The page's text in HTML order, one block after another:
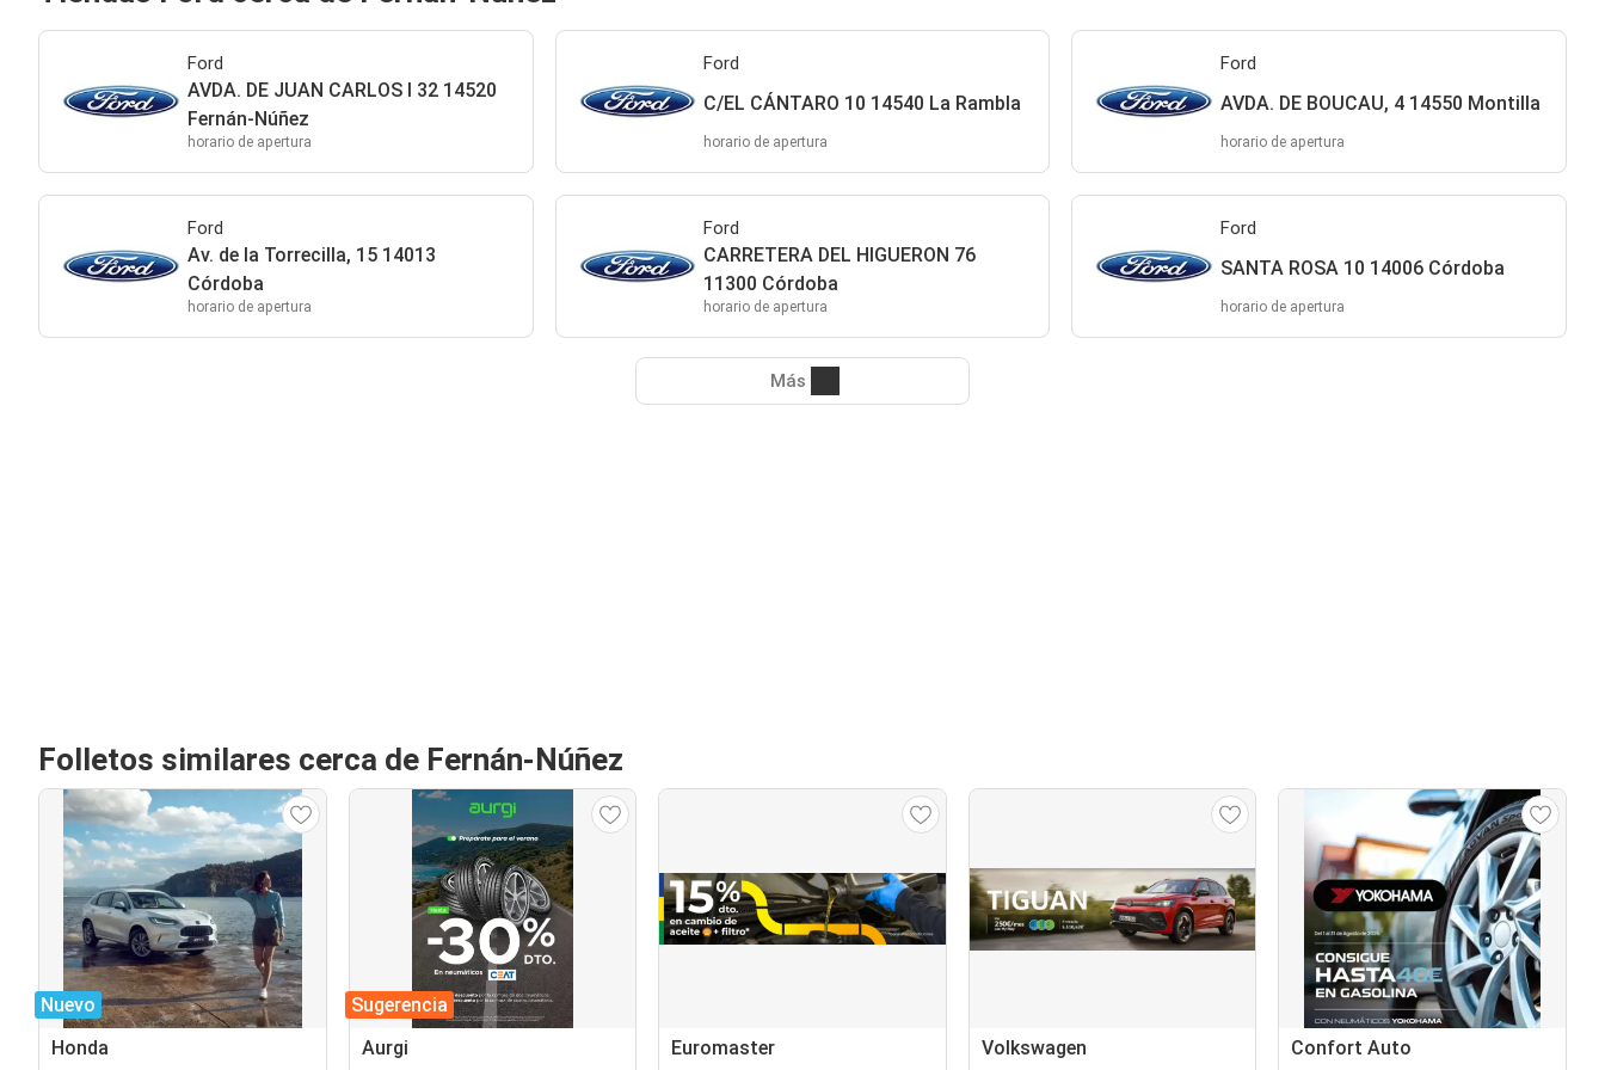
Ford
AVDA. DE JUAN CARLOS I 32 14520
Fernán-Núñez
horario de apertura
Ford
C/EL CÁNTARO 10 14540 La Rambla
horario de apertura
Ford
AVDA. DE BOUCAU, 4 14550 Montilla
horario de apertura
Ford
Av. de la Torrecilla, 15 14013
Córdoba
horario de apertura
Ford
CARRETERA DEL HIGUERON 76
11300 Córdoba
horario de apertura
Ford
SANTA ROSA 10 14006 Córdoba
horario de apertura
Más
Folletos similares cerca de Fernán-Núñez
Nuevo
Honda
Sugerencia
Aurgi
Euromaster Volkswagen Confort Auto